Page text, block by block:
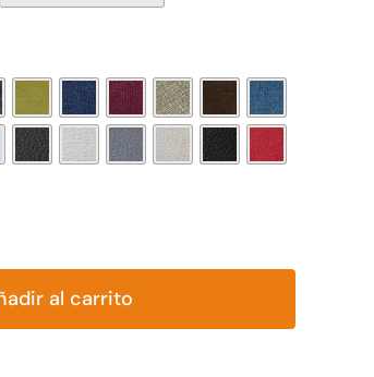
al carrito